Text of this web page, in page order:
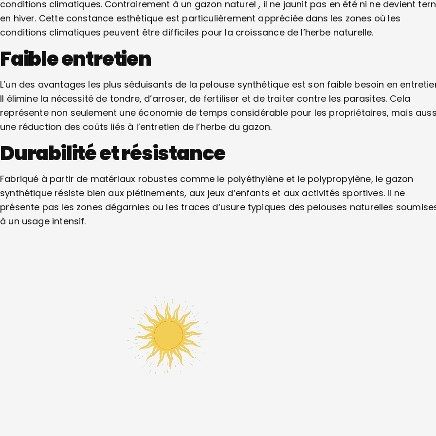
conditions climatiques. Contrairement à un gazon naturel , il ne jaunit pas en été ni ne devient
en hiver. Cette constance esthétique est particulièrement appréciée dans les zones où les
conditions climatiques peuvent être difficiles pour la croissance de l’herbe naturelle.
Faible entretien
L’un des avantages les plus séduisants de la pelouse synthétique est son faible besoin en
Il élimine la nécessité de tondre, d’arroser, de fertiliser et de traiter contre les parasites. Cela
représente non seulement une économie de temps considérable pour les propriétaires, mais
une réduction des coûts liés à l’entretien de l’herbe du gazon.
Durabilité et résistance
Fabriqué à partir de matériaux robustes comme le polyéthylène et le polypropylène, le gazon
synthétique résiste bien aux piétinements, aux jeux d’enfants et aux activités sportives. Il ne
présente pas les zones dégarnies ou les traces d’usure typiques des pelouses naturelles
à un usage intensif.